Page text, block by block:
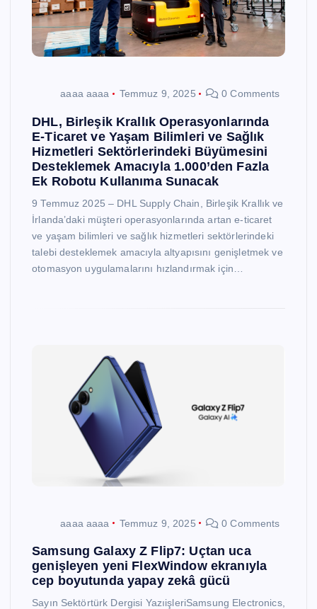
aaaa aaaa Temmuz 9, 2025 0 Comments
DHL, Birleşik Krallık Operasyonlarında
E-Ticaret ve Yaşam Bilimleri ve Sağlık
Hizmetleri Sektörlerindeki Büyümesini
Desteklemek Amacıyla 1.000’den Fazla
Ek Robotu Kullanıma Sunacak
9 Temmuz 2025 – DHL Supply Chain, Birleşik Krallık ve
İrlanda’daki müşteri operasyonlarında artan e-ticaret
ve yaşam bilimleri ve sağlık hizmetleri sektörlerindeki
talebi desteklemek amacıyla altyapısını genişletmek ve
otomasyon uygulamalarını hızlandırmak için…
aaaa aaaa Temmuz 9, 2025 0 Comments
Samsung Galaxy Z Flip7: Uçtan uca
genişleyen yeni FlexWindow ekranıyla
cep boyutunda yapay zekâ gücü
Sayın Sektörtürk Dergisi YazıişleriSamsung Electronics,